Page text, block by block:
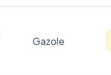
Gazole